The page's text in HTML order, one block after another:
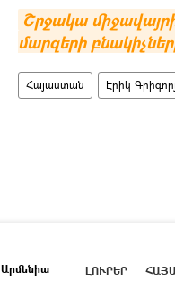
Շրջակա
մարզերի
Հայաստան Էրիկ
Արմենիա ԼՈՒՐԵՐ